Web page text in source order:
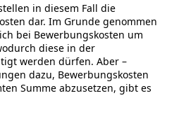
in diesem Fall die
dar. Im Grunde genommen
bei Bewerbungskosten um
diese in der
werden dürfen. Aber –
dazu, Bewerbungskosten
Summe abzusetzen, gibt es